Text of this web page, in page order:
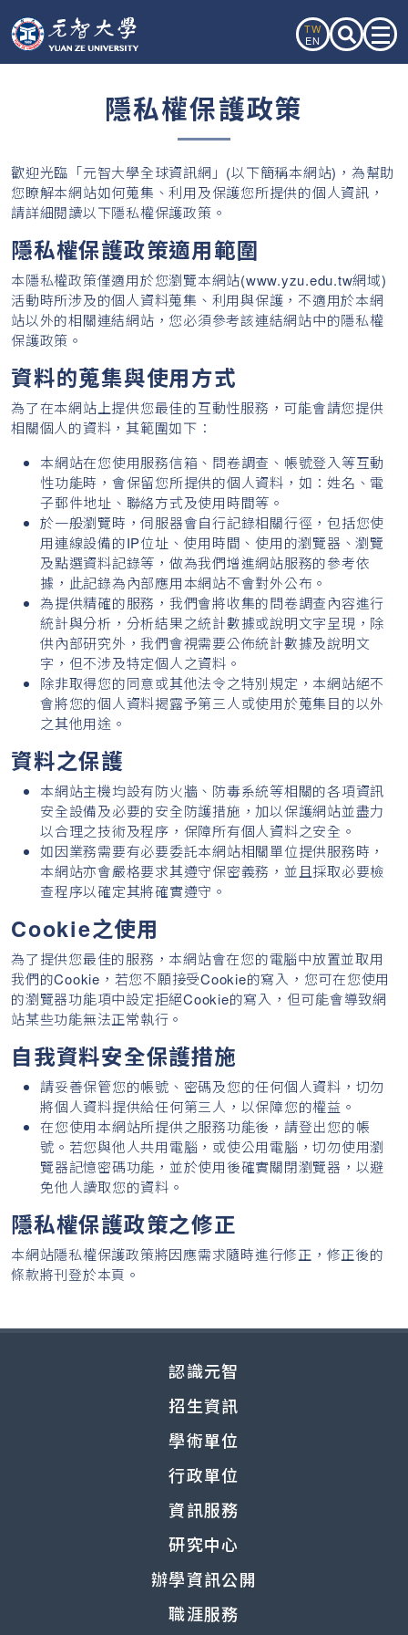
TW
EN
隱私權保護政策
歡迎光臨「元智大學全球資訊網」(以下簡稱本網站)，為幫助
您瞭解本網站如何蒐集、利用及保護您所提供的個人資訊，
請詳細閱讀以下隱私權保護政策。
隱私權保護政策適用範圍
本隱私權政策僅適用於您瀏覽本網站(www.yzu.edu.tw網域)
活動時所涉及的個人資料蒐集、利用與保護，不適用於本網
站以外的相關連結網站，您必須參考該連結網站中的隱私權
保護政策。
資料的蒐集與使用方式
為了在本網站上提供您最佳的互動性服務，可能會請您提供
相關個人的資料，其範圍如下：
本網站在您使用服務信箱、問卷調查、帳號登入等互動
性功能時，會保留您所提供的個人資料，如：姓名、電
子郵件地址、聯絡方式及使用時間等。
於一般瀏覽時，伺服器會自行記錄相關行徑，包括您使
用連線設備的IP位址、使用時間、使用的瀏覽器、瀏覽
及點選資料記錄等，做為我們增進網站服務的參考依
據，此記錄為內部應用本網站不會對外公布。
為提供精確的服務，我們會將收集的問卷調查內容進行
統計與分析，分析結果之統計數據或說明文字呈現，除
供內部研究外，我們會視需要公佈統計數據及說明文
字，但不涉及特定個人之資料。
除非取得您的同意或其他法令之特別規定，本網站絕不
會將您的個人資料揭露予第三人或使用於蒐集目的以外
之其他用途。
資料之保護
本網站主機均設有防火牆、防毒系統等相關的各項資訊
安全設備及必要的安全防護措施，加以保護網站並盡力
以合理之技術及程序，保障所有個人資料之安全。
如因業務需要有必要委託本網站相關單位提供服務時，
本網站亦會嚴格要求其遵守保密義務，並且採取必要檢
查程序以確定其將確實遵守。
Cookie之使用
為了提供您最佳的服務，本網站會在您的電腦中放置並取用
我們的Cookie，若您不願接受Cookie的寫入，您可在您使用
的瀏覽器功能項中設定拒絕Cookie的寫入，但可能會導致網
站某些功能無法正常執行。
自我資料安全保護措施
請妥善保管您的帳號、密碼及您的任何個人資料，切勿
將個人資料提供給任何第三人，以保障您的權益。
在您使用本網站所提供之服務功能後，請登出您的帳
號。若您與他人共用電腦，或使公用電腦，切勿使用瀏
覽器記憶密碼功能，並於使用後確實關閉瀏覽器，以避
免他人讀取您的資料。
隱私權保護政策之修正
本網站隱私權保護政策將因應需求隨時進行修正，修正後的
條款將刊登於本頁。
認識元智
招生資訊
學術單位
行政單位
資訊服務
研究中心
辦學資訊公開
職涯服務